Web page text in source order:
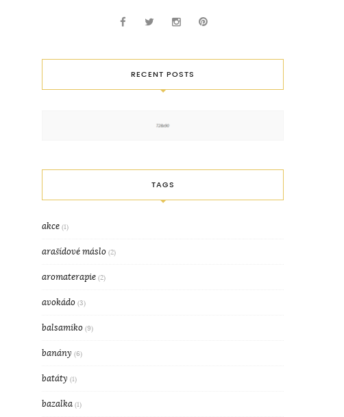
RECENT POSTS
TAGS
akce (1)
arašídové máslo (2)
aromaterapie (2)
avokádo (3)
balsamiko (9)
banány (6)
batáty (1)
bazalka (1)